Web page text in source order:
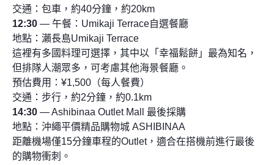
交通：包車，約40分鐘，約20km
12:30 — 午餐：Umikaji Terrace自選餐廳
地點：瀨長島Umikaji Terrace
這裡有多國料理可選擇，其中以「幸福鬆餅」最為知名，
但排隊人潮眾多，可考慮其他海景餐廳。
預估費用：¥1,500（每人餐費）
交通：步行，約2分鐘，約0.1km
14:30 — Ashibinaa Outlet Mall 最後採購
地點：沖繩平價精品購物城 ASHIBINAA
距離機場僅15分鐘車程的Outlet，適合在搭機前進行最後
的購物衝刺。